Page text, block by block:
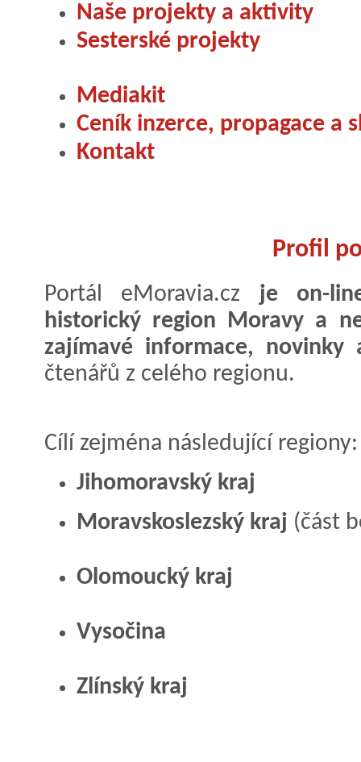
Naše projekty a aktivity
Sesterské projekty
Mediakit
Ceník inzerce, propagace a
Kontakt
Profil
Portál eMoravia.cz je on-
historický region Moravy a
zajímavé informace, novinky
čtenářů z celého regionu.
Cílí zejména následující regiony:
Jihomoravský kraj
Moravskoslezský kraj (část
Olomoucký kraj
Vysočina
Zlínský kraj